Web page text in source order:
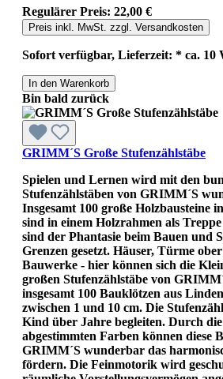
Regulärer Preis: 22,00 €
Preis inkl. MwSt. zzgl. Versandkosten
Sofort verfügbar, Lieferzeit: * ca. 10
In den Warenkorb
Bin bald zurück
GRIMM´S Große Stufenzählstäbe
Spielen und Lernen wird mit den
Stufenzählstäben von GRIMM´S
Insgesamt 100 große Holzbausteine
sind in einem Holzrahmen als
sind der Phantasie beim Bauen und
Grenzen gesetzt. Häuser, Türme
Bauwerke - hier können sich die
großen Stufenzählstäbe von
insgesamt 100 Bauklötzen aus
zwischen 1 und 10 cm. Die
Kind über Jahre begleiten. Durch
abgestimmten Farben können diese
GRIMM´S wunderbar das
fördern. Die Feinmotorik wird